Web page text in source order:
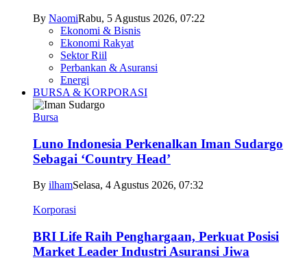
By NaomiRabu, 5 Agustus 2026, 07:22
Ekonomi & Bisnis
Ekonomi Rakyat
Sektor Riil
Perbankan & Asuransi
Energi
BURSA & KORPORASI
Bursa
Luno Indonesia Perkenalkan Iman Sudargo
Sebagai ‘Country Head’
By ilhamSelasa, 4 Agustus 2026, 07:32
Korporasi
BRI Life Raih Penghargaan, Perkuat Posisi
Market Leader Industri Asuransi Jiwa